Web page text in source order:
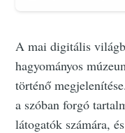
A mai digitális
hagyományos
történő
a szóban forgó
látogatók számára,